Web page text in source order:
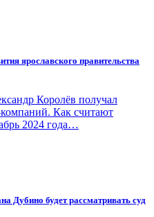
ярославского правительства
Королёв получал
компаний. Как считают
2024 года…
Дубино будет рассматривать суд